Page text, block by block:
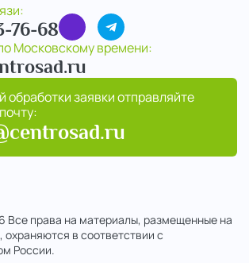
76-68
Московскому времени:
обработки заявки отправляйте
Все права на материалы, размещенные на
в соответствии с
России.